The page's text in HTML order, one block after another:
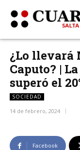
¿Lo llevará
Caputo? |
superó el
SOCIEDAD
14 de febrero, 2024
Facebook